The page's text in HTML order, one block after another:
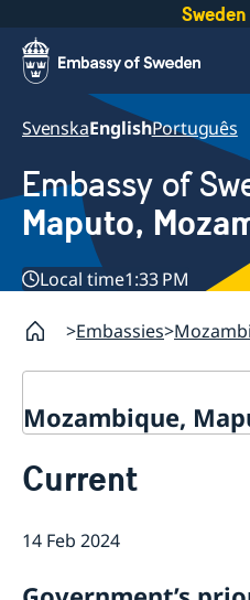
SvenskaEnglishPortuguês
Embassy of
Maputo,
Local time1:33 PM
Embassies
Mozambique,
About us
New ministers at the
News
Current
14 Feb 2024